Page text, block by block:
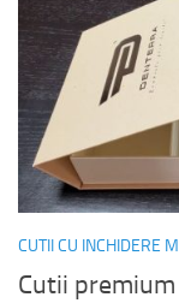
CUTII CU INCHIDERE
Cutii